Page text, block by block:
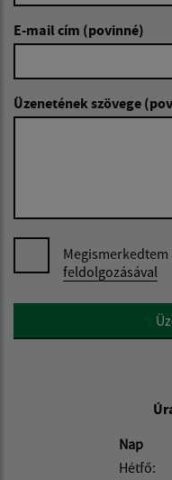
E-mail cím (povinné)
Üzenetének szövege
Megismerkedtem
feldolgozásával
Google reCaptcha
Nap
Hétfő: